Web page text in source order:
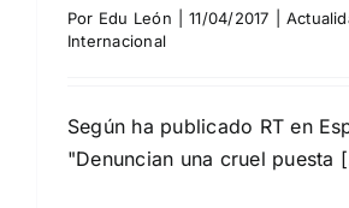
Por Edu León 11/04/2017
Internacional
Según ha publicado RT en
"Denuncian una cruel puesta